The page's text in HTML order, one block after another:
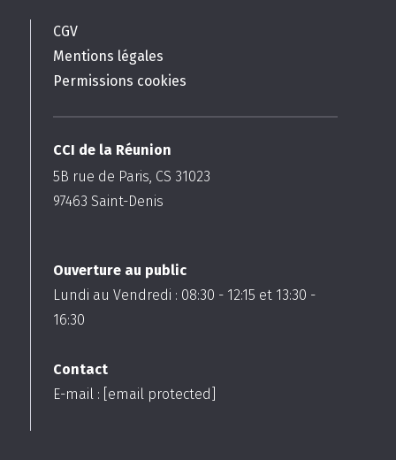
CCI de la Réunion
5B rue de Paris, CS 31023
97463 Saint-Denis
Ouverture au public
Lundi au Vendredi : 08:30 - 12:15 et 13:30 -
16:30
Contact
E-mail : [email protected]
CGV
Mentions légales
Permissions cookies